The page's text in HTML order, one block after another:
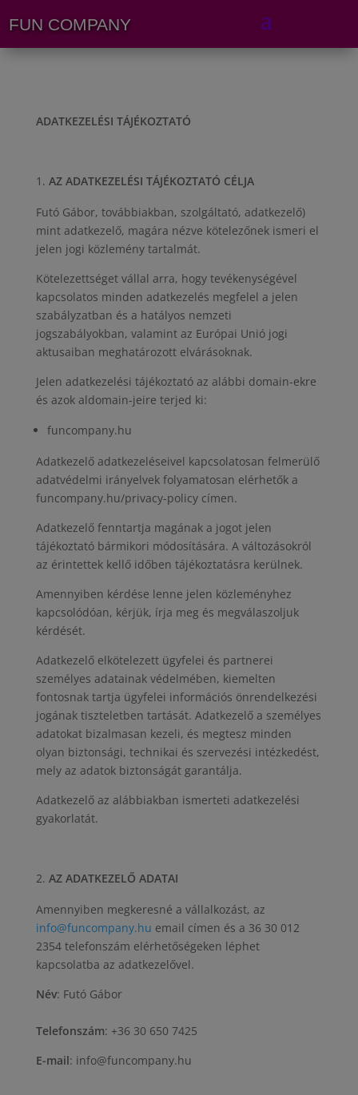
FUN COMPANY
ADATKEZELÉSI TÁJÉKOZTATÓ
AZ ADATKEZELÉSI TÁJÉKOZTATÓ CÉLJA
Futó Gábor, továbbiakban, szolgáltató, adatkezelő)
mint adatkezelő, magára nézve kötelezőnek ismeri el
jelen jogi közlemény tartalmát.
Kötelezettséget vállal arra, hogy tevékenységével
kapcsolatos minden adatkezelés megfelel a jelen
szabályzatban és a hatályos nemzeti
jogszabályokban, valamint az Európai Unió jogi
aktusaiban meghatározott elvárásoknak.
Jelen adatkezelési tájékoztató az alábbi domain-ekre
és azok aldomain-jeire terjed ki:
funcompany.hu
Adatkezelő adatkezeléseivel kapcsolatosan felmerülő
adatvédelmi irányelvek folyamatosan elérhetők a
funcompany.hu/privacy-policy címen.
Adatkezelő fenntartja magának a jogot jelen
tájékoztató bármikori módosítására. A változásokról
az érintettek kellő időben tájékoztatásra kerülnek.
Amennyiben kérdése lenne jelen közleményhez
kapcsolódóan, kérjük, írja meg és megválaszoljuk
kérdését.
Adatkezelő elkötelezett ügyfelei és partnerei
személyes adatainak védelmében, kiemelten
fontosnak tartja ügyfelei információs önrendelkezési
jogának tiszteletben tartását. Adatkezelő a személyes
adatokat bizalmasan kezeli, és megtesz minden
olyan biztonsági, technikai és szervezési intézkedést,
mely az adatok biztonságát garantálja.
Adatkezelő az alábbiakban ismerteti adatkezelési
gyakorlatát.
AZ ADATKEZELŐ ADATAI
Amennyiben megkeresné a vállalkozást, az
info@funcompany.hu email címen és a 36 30 012
2354 telefonszám elérhetőségeken léphet
kapcsolatba az adatkezelővel.
Név: Futó Gábor
Telefonszám: +36 30 650 7425
E-mail: info@funcompany.hu